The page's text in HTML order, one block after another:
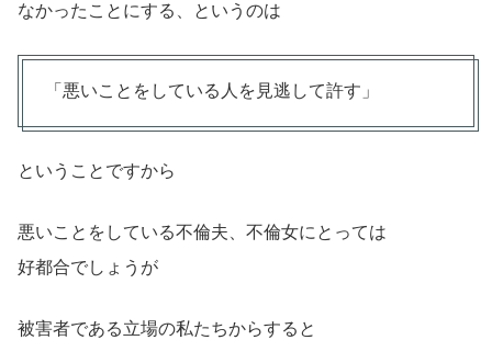
なかったことにする、というのは
「悪いことをしている人を見逃して許す」
ということですから
悪いことをしている不倫夫、不倫女にとっては
好都合でしょうが
被害者である立場の私たちからすると